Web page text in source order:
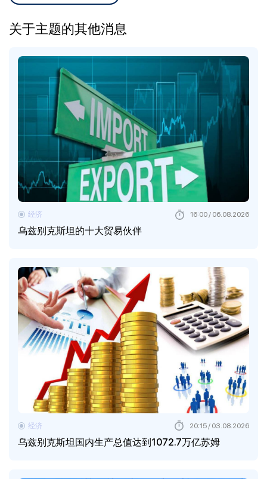
关于主题的其他消息
乌兹别克斯坦的十大贸易伙伴
经济 16:00 / 06.08.2026
乌兹别克斯坦国内生产总值达到1072.7万亿苏姆
经济 20:15 / 03.08.2026